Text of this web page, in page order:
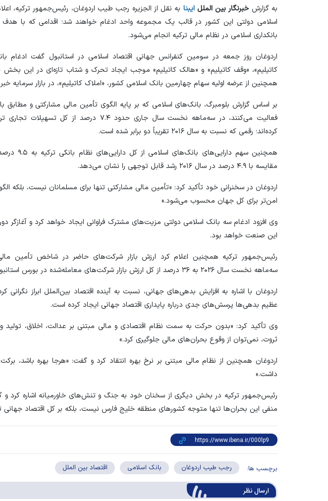
به گزارش خبرنگار بین المللایبنا به نقل از الجزیره رجب طیب اردوغان، رئیس‌جمهور ترکیه،
اسلامی دولتی این کشور در قالب یک مجموعه واحد ادغام خواهند شد؛ اقدامی که با هدف
بانکداری اسلامی در نظام مالی ترکیه انجام می‌شود.
اردوغان روز جمعه در سومین کنفرانس جهانی اقتصاد اسلامی در استانبول گفت ادغام
کاتیلیم»، «وقف کاتیلیم» و «هالک کاتیلیم» موجب ایجاد تحرک و شتاب تازه‌ای در این
همچنین از عرضه اولیه سهام چهارمین بانک اسلامی کشور، «املاک کاتیلیم»، در بازار سرمایه
بر اساس گزارش بلومبرگ، بانک‌های اسلامی که بر پایه الگوی تأمین مالی مشارکتی و مطابق
فعالیت می‌کنند، در سه‌ماهه نخست سال جاری حدود ۷.۴ درصد از کل
کرده‌اند؛ رقمی که نسبت به سال ۲۰۱۶ تقریباً دو برابر شده است.
همچنین سهم
مقایسه با ۴.۹ درصد در سال ۲۰۱۶ رشد قابل توجهی را نشان می‌دهد.
اردوغان در سخنرانی خود تأکید کرد: «تأمین مالی مشارکتی تنها برای مسلمانان نیست، بلکه
امن‌تر برای کل جهان محسوب می‌شود.»
وی افزود ادغام سه بانک اسلامی دولتی مزیت‌های مشترک فراوانی ایجاد خواهد کرد و آغازگر
این صنعت خواهد بود.
رئیس‌جمهور ترکیه همچنین اعلام کرد ارزش بازار شرکت‌های حاضر در شاخص تأمین
سه‌ماهه نخست سال ۲۰۲۶ به ۳۶ درصد از کل ارزش بازار شرکت‌های معامله‌شده در بورس استانبول رسیده است.
اردوغان با اشاره به افزایش بدهی‌های جهانی، نسبت به آینده اقتصاد بین‌الملل ابراز
عظیم بدهی‌ها پرسش‌های جدی درباره پایداری اقتصاد جهانی ایجاد کرده است.
وی تأکید کرد: «بدون حرکت به سمت نظام اقتصادی و مالی مبتنی بر عدالت، اخلاق، تولید و
ثروت، نمی‌توان از وقوع بحران‌های مالی جلوگیری کرد.»
اردوغان همچنین از نظام مالی مبتنی بر نرخ بهره انتقاد کرد و گفت: «هرجا بهره باشد،
داشت.»
رئیس‌جمهور ترکیه در بخش دیگری از سخنان خود به جنگ و تنش‌های خاورمیانه اشاره کرد و
منفی این بحران‌ها تنها متوجه کشور‌های منطقه خلیج فارس نیست، بلکه بر کل اقتصاد جهانی
برچسب ها: رجب طیب اردوغان بانک اسلامی اقتصاد بین الملل
ارسال‌ نظر